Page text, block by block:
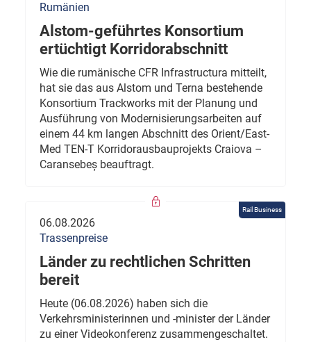
Rumänien
Alstom-geführtes Konsortium
ertüchtigt Korridorabschnitt
Wie die rumänische CFR Infrastructura mitteilt,
hat sie das aus Alstom und Terna bestehende
Konsortium Trackworks mit der Planung und
Ausführung von Modernisierungsarbeiten auf
einem 44 km langen Abschnitt des Orient/East-
Med TEN-T Korridorausbauprojekts Craiova –
Caransebeș beauftragt.
Rail Business
06.08.2026
Trassenpreise
Länder zu rechtlichen Schritten
bereit
Heute (06.08.2026) haben sich die
Verkehrsministerinnen und -minister der Länder
zu einer Videokonferenz zusammengeschaltet.